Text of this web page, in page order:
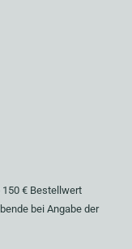
€ Bestellwert
bei Angabe der